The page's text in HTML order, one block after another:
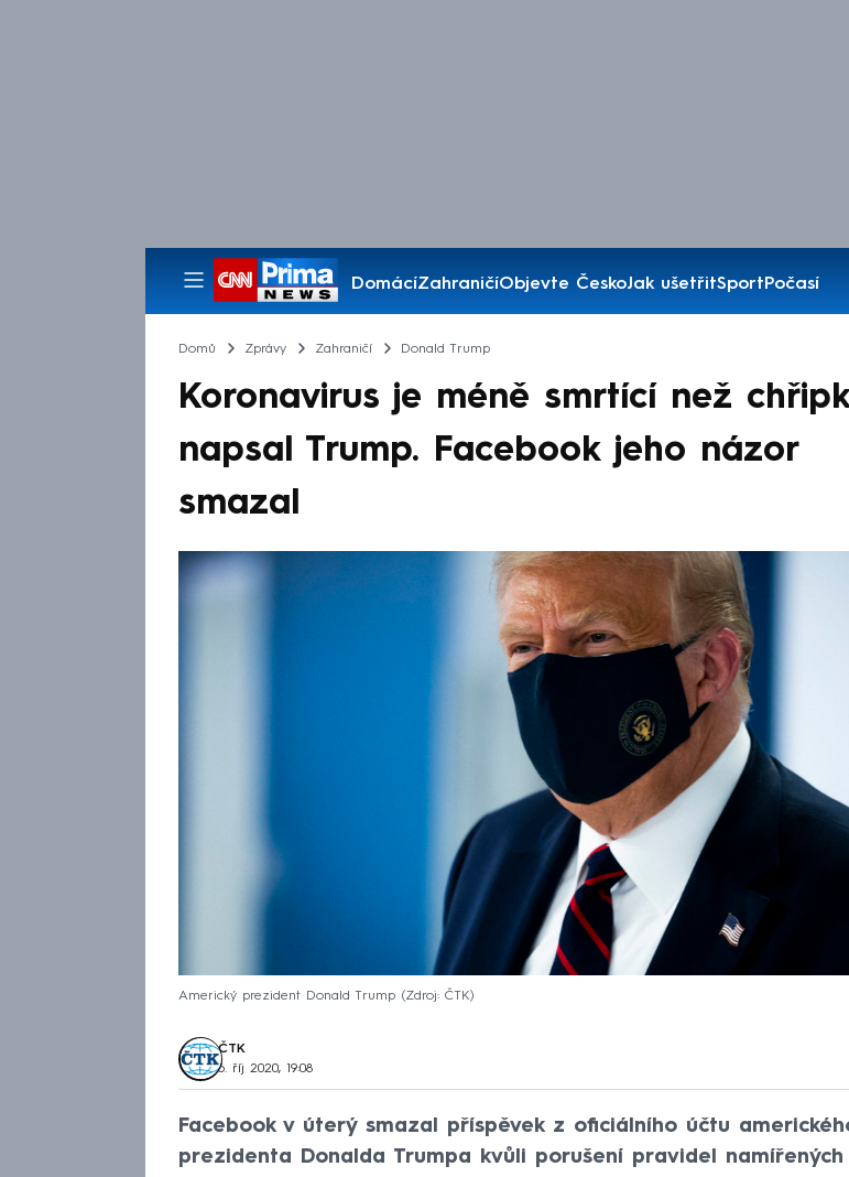
DomácíZahraničíObjevte ČeskoJak ušetřitSportPočasí
Pořady
Domů Zprávy Zahraničí Donald Trump
Koronavirus je méně smrtící než
napsal Trump. Facebook jeho názor
smazal
Americký prezident Donald Trump Zdroj: ČTK
ČTK
6. říj 2020, 19:08
Facebook v úterý smazal příspěvek z oficiálního účtu
prezidenta Donalda Trumpa kvůli porušení pravidel